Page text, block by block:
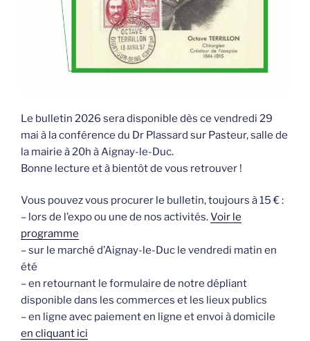
Le bulletin 2026 sera disponible dès ce vendredi 29
mai à la conférence du Dr Plassard sur Pasteur, salle de
la mairie à 20h à Aignay-le-Duc.
Bonne lecture et à bientôt de vous retrouver !
Vous pouvez vous procurer le bulletin, toujours à 15 € :
– lors de l’expo ou une de nos activités.Voir le
programme
– sur le marché d’Aignay-le-Duc le vendredi matin en
été
– en retournant le formulaire de notre dépliant
disponible dans les commerces et les lieux publics
– en ligne avec paiement en ligne et envoi à domicile
en cliquant ici